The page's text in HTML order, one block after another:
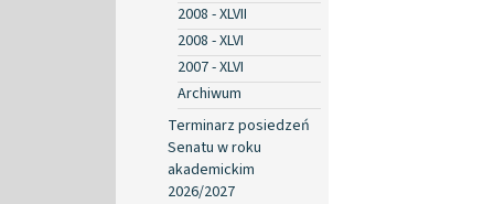
2008 - XLVII
2008 - XLVI
2007 - XLVI
Archiwum
Terminarz posiedzeń
Senatu w roku
akademickim
2026/2027